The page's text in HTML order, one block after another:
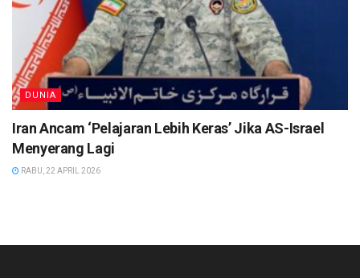
DUNIA
Iran Ancam ‘Pelajaran Lebih Keras’ Jika AS-Israel
Menyerang Lagi
RABU, 22 APRIL 2026